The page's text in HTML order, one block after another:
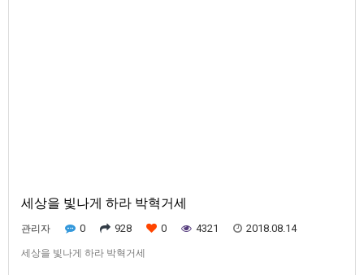
세상을 빛나게 하라 박혁거세
관리자 0 928 0 4321 2018.08.14
세상을 빛나게 하라 박혁거세